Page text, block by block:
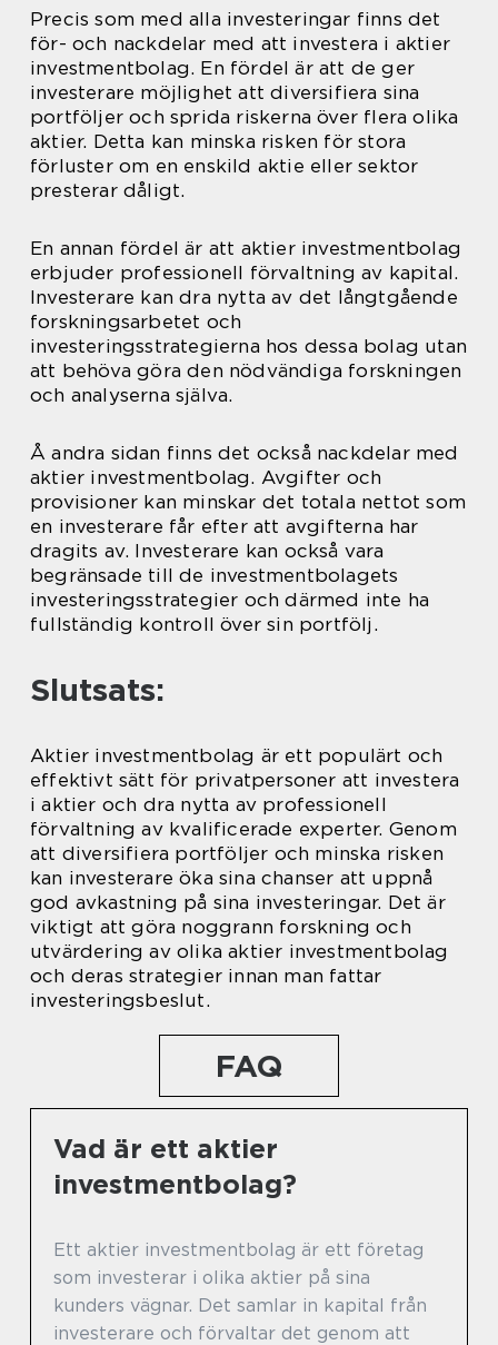
Precis som med alla investeringar finns det
för- och nackdelar med att investera i aktier
investmentbolag. En fördel är att de ger
investerare möjlighet att diversifiera sina
portföljer och sprida riskerna över flera olika
aktier. Detta kan minska risken för stora
förluster om en enskild aktie eller sektor
presterar dåligt.
En annan fördel är att aktier investmentbolag
erbjuder professionell förvaltning av kapital.
Investerare kan dra nytta av det långtgående
forskningsarbetet och
investeringsstrategierna hos dessa bolag utan
att behöva göra den nödvändiga forskningen
och analyserna själva.
Å andra sidan finns det också nackdelar med
aktier investmentbolag. Avgifter och
provisioner kan minskar det totala nettot som
en investerare får efter att avgifterna har
dragits av. Investerare kan också vara
begränsade till de investmentbolagets
investeringsstrategier och därmed inte ha
fullständig kontroll över sin portfölj.
Slutsats:
Aktier investmentbolag är ett populärt och
effektivt sätt för privatpersoner att investera
i aktier och dra nytta av professionell
förvaltning av kvalificerade experter. Genom
att diversifiera portföljer och minska risken
kan investerare öka sina chanser att uppnå
god avkastning på sina investeringar. Det är
viktigt att göra noggrann forskning och
utvärdering av olika aktier investmentbolag
och deras strategier innan man fattar
investeringsbeslut.
FAQ
Vad är ett aktier
investmentbolag?
Ett aktier investmentbolag är ett företag
som investerar i olika aktier på sina
kunders vägnar. Det samlar in kapital från
investerare och förvaltar det genom att